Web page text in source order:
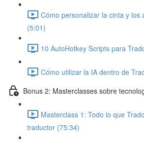
Cómo personalizar la cinta y los
(5:01)
10 AutoHotkey Scripts para
Cómo utilizar la IA dentro de
Bonus 2: Masterclasses sobre
Masterclass 1: Todo lo que
traductor (75:34)